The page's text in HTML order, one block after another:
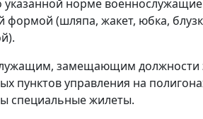
указанной норме
формой (шляпа, жакет, юбка,
замещающим должности
пунктов управления на
специальные жилеты.